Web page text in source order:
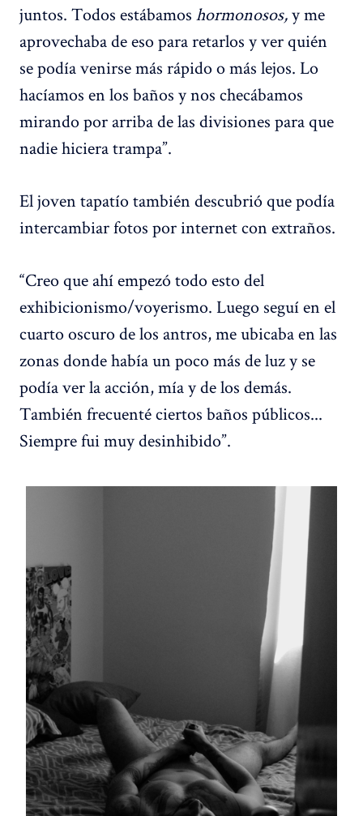
juntos. Todos estábamos hormonosos,y me
aprovechaba de eso para retarlos y ver quién
se podía venirse más rápido o más lejos. Lo
hacíamos en los baños y nos checábamos
mirando por arriba de las divisiones para que
nadie hiciera trampa”.
El joven tapatío también descubrió que podía
intercambiar fotos por internet con extraños.
“Creo que ahí empezó todo esto del
exhibicionismo/voyerismo. Luego seguí en el
cuarto oscuro de los antros, me ubicaba en las
zonas donde había un poco más de luz y se
podía ver la acción, mía y de los demás.
También frecuenté ciertos baños públicos...
Siempre fui muy desinhibido”.